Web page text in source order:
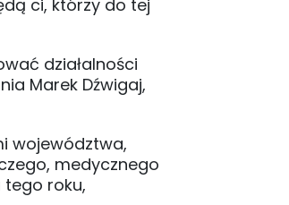
ci, którzy do tej
działalności
Marek Dźwigaj,
województwa,
medycznego
tego roku,